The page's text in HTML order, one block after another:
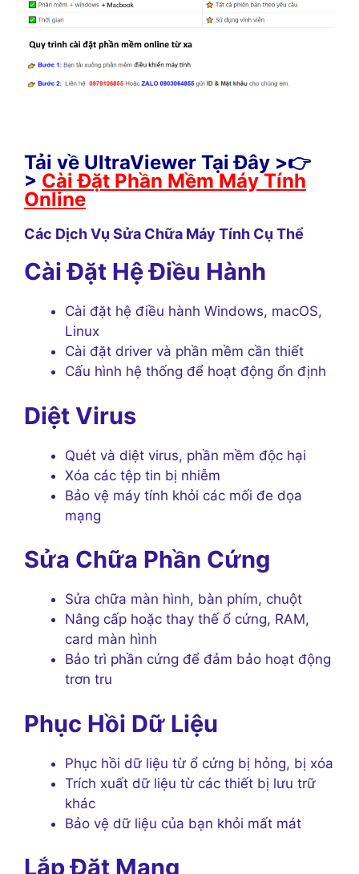
Tải về UltraViewer Tại Đây >👉
> Cài Đặt Phần Mềm Máy Tính
Online
Các Dịch Vụ Sửa Chữa Máy Tính Cụ Thể
Cài Đặt Hệ Điều Hành
Cài đặt hệ điều hành Windows, macOS,
Linux
Cài đặt driver và phần mềm cần thiết
Cấu hình hệ thống để hoạt động ổn định
Diệt Virus
Quét và diệt virus, phần mềm độc hại
Xóa các tệp tin bị nhiễm
Bảo vệ máy tính khỏi các mối đe dọa
mạng
Sửa Chữa Phần Cứng
Sửa chữa màn hình, bàn phím, chuột
Nâng cấp hoặc thay thế ổ cứng, RAM,
card màn hình
Bảo trì phần cứng để đảm bảo hoạt động
trơn tru
Phục Hồi Dữ Liệu
Phục hồi dữ liệu từ ổ cứng bị hỏng, bị xóa
Trích xuất dữ liệu từ các thiết bị lưu trữ
khác
Bảo vệ dữ liệu của bạn khỏi mất mát
Lắp Đặt Mạng